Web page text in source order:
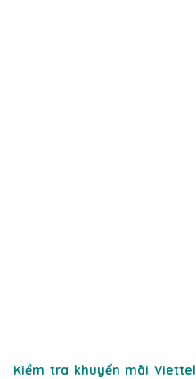
Kiểm tra khuyến mãi Viettel